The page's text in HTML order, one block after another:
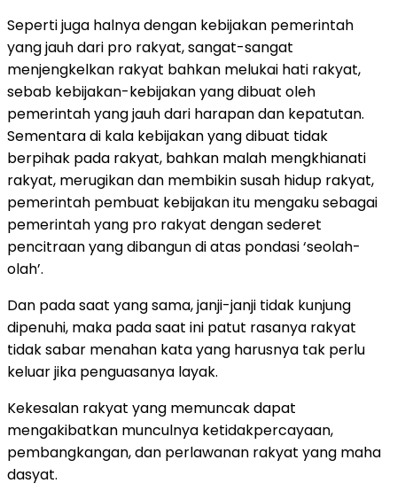
Seperti juga halnya dengan kebijakan pemerintah
yang jauh dari pro rakyat, sangat-sangat
menjengkelkan rakyat bahkan melukai hati rakyat,
sebab kebijakan-kebijakan yang dibuat oleh
pemerintah yang jauh dari harapan dan kepatutan.
Sementara di kala kebijakan yang dibuat tidak
berpihak pada rakyat, bahkan malah mengkhianati
rakyat, merugikan dan membikin susah hidup rakyat,
pemerintah pembuat kebijakan itu mengaku sebagai
pemerintah yang pro rakyat dengan sederet
pencitraan yang dibangun di atas pondasi ‘seolah-
olah’.
Dan pada saat yang sama, janji-janji tidak kunjung
dipenuhi, maka pada saat ini patut rasanya rakyat
tidak sabar menahan kata yang harusnya tak perlu
keluar jika penguasanya layak.
Kekesalan rakyat yang memuncak dapat
mengakibatkan munculnya ketidakpercayaan,
pembangkangan, dan perlawanan rakyat yang maha
dasyat.